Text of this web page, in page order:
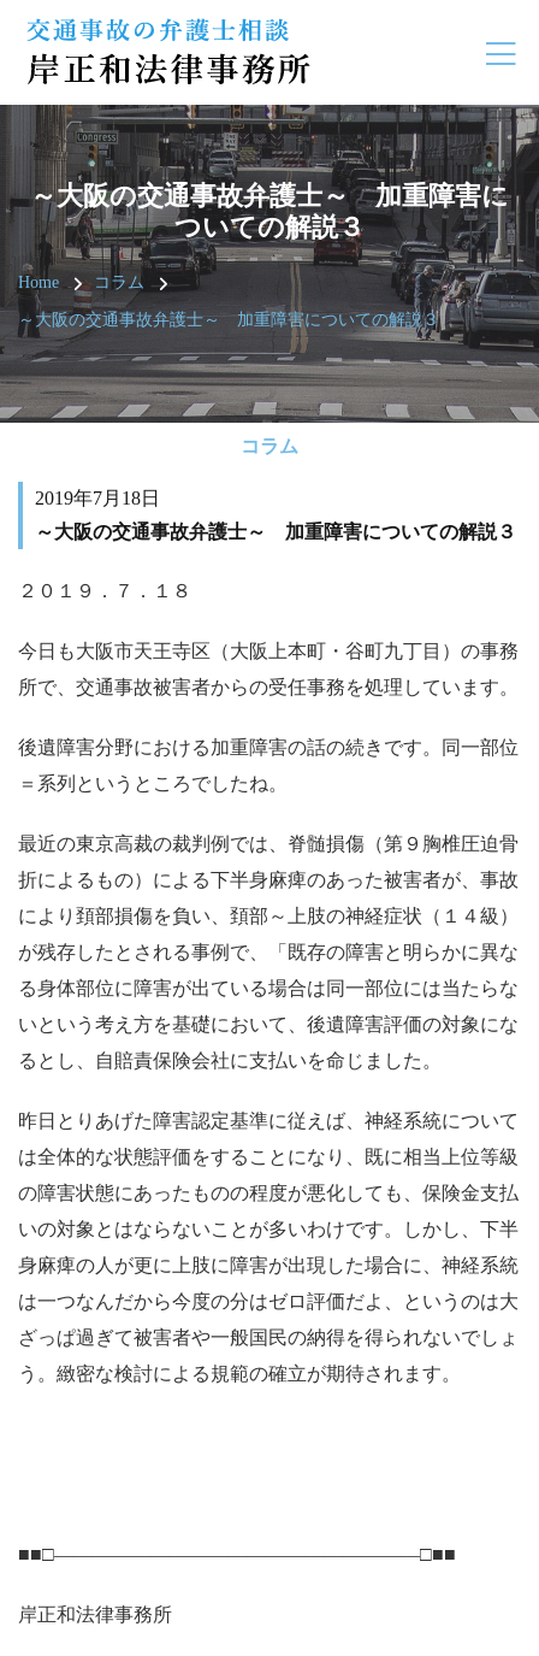
～大阪の交通事故弁護士～ 加重障害に
ついての解説３
Home コラム
～大阪の交通事故弁護士～ 加重障害についての解説３
コラム
2019年7月18日
～大阪の交通事故弁護士～ 加重障害についての解説３
２０１９．７．１８
今日も大阪市天王寺区（大阪上本町・谷町九丁目）の事務
所で、交通事故被害者からの受任事務を処理しています。
後遺障害分野における加重障害の話の続きです。同一部位
＝系列というところでしたね。
最近の東京高裁の裁判例では、脊髄損傷（第９胸椎圧迫骨
折によるもの）による下半身麻痺のあった被害者が、事故
により頚部損傷を負い、頚部～上肢の神経症状（１４級）
が残存したとされる事例で、「既存の障害と明らかに異な
る身体部位に障害が出ている場合は同一部位には当たらな
いという考え方を基礎において、後遺障害評価の対象にな
るとし、自賠責保険会社に支払いを命じました。
昨日とりあげた障害認定基準に従えば、神経系統について
は全体的な状態評価をすることになり、既に相当上位等級
の障害状態にあったものの程度が悪化しても、保険金支払
いの対象とはならないことが多いわけです。しかし、下半
身麻痺の人が更に上肢に障害が出現した場合に、神経系統
は一つなんだから今度の分はゼロ評価だよ、というのは大
ざっぱ過ぎて被害者や一般国民の納得を得られないでしょ
う。緻密な検討による規範の確立が期待されます。
■■□―――――――――――――――――――□■■
岸正和法律事務所